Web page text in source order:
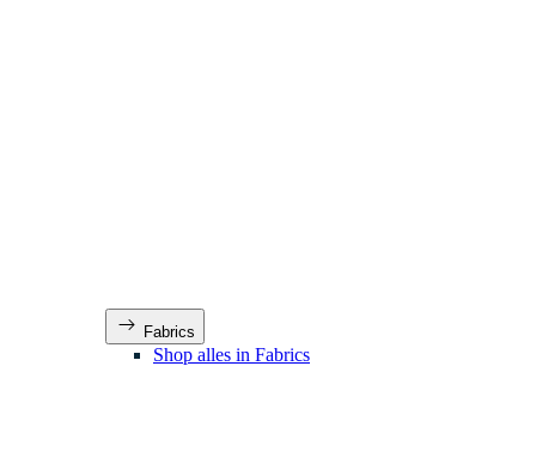
Fabrics
Shop alles in Fabrics